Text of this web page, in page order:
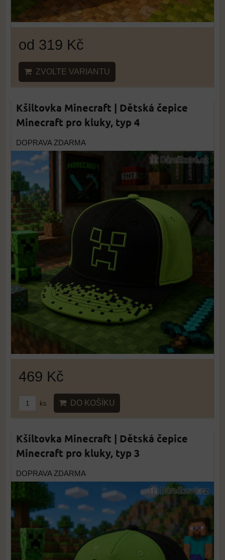
od 319 Kč
ZVOLTE VARIANTU
Kšiltovka Minecraft | Dětská čepice
Minecraft pro kluky, typ 4
DOPRAVA ZDARMA
469 Kč
ks DO KOŠÍKU
Kšiltovka Minecraft | Dětská čepice
Minecraft pro kluky, typ 3
DOPRAVA ZDARMA